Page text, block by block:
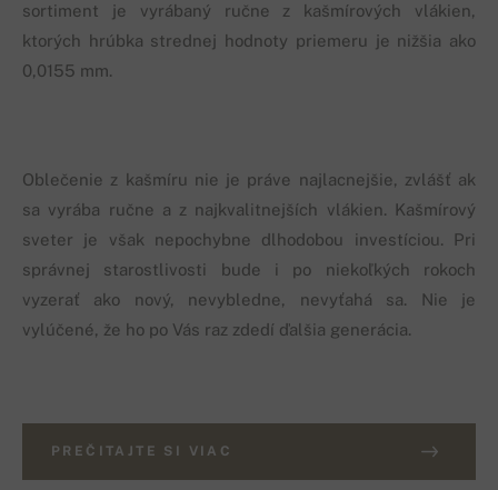
sortiment je vyrábaný ručne z kašmírových vlákien,
ktorých hrúbka strednej hodnoty priemeru je nižšia ako
0,0155 mm.
Oblečenie z kašmíru nie je práve najlacnejšie, zvlášť ak
sa vyrába ručne a z najkvalitnejších vlákien. Kašmírový
sveter je však nepochybne dlhodobou investíciou. Pri
správnej starostlivosti bude i po niekoľkých rokoch
vyzerať ako nový, nevybledne, nevyťahá sa. Nie je
vylúčené, že ho po Vás raz zdedí ďalšia generácia.
PREČITAJTE SI VIAC